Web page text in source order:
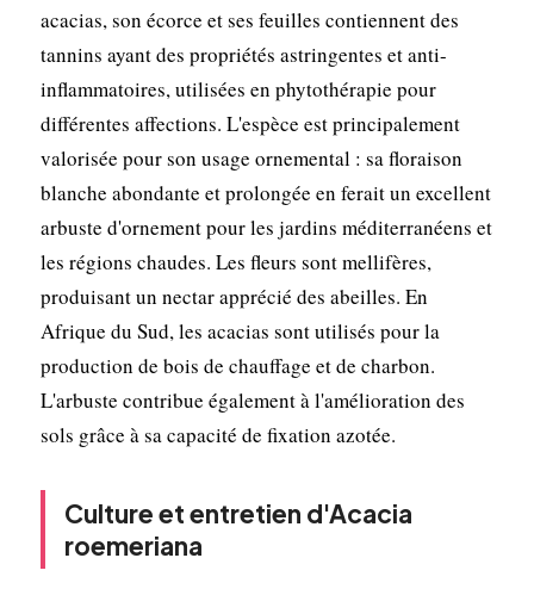
acacias, son écorce et ses feuilles contiennent des
tannins ayant des propriétés astringentes et anti-
inflammatoires, utilisées en phytothérapie pour
différentes affections. L'espèce est principalement
valorisée pour son usage ornemental : sa floraison
blanche abondante et prolongée en ferait un excellent
arbuste d'ornement pour les jardins méditerranéens et
les régions chaudes. Les fleurs sont mellifères,
produisant un nectar apprécié des abeilles. En
Afrique du Sud, les acacias sont utilisés pour la
production de bois de chauffage et de charbon.
L'arbuste contribue également à l'amélioration des
sols grâce à sa capacité de fixation azotée.
Culture et entretien d'Acacia
roemeriana